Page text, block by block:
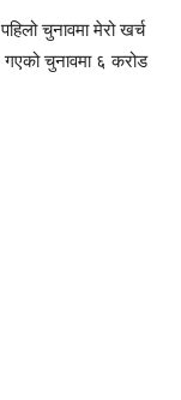
चुनावमा मेरो खर्च
गएको चुनावमा ६ करोड